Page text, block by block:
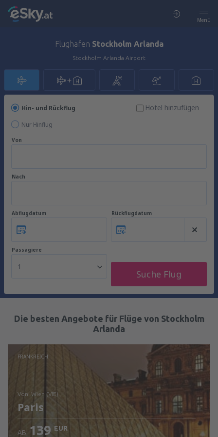
Menü
Flughafen Stockholm Arlanda
Stockholm Arlanda Airport
Hin- und Rückflug
Nur Hinflug
Hotel hinzufügen
Von
Nach
Abflugdatum Rückflugdatum
Passagiere
1
Suche Flug
Die besten Angebote für Flüge von Stockholm
Arlanda
FRANKREICH
von: Wien (VIE)
Paris
AB 139 EUR